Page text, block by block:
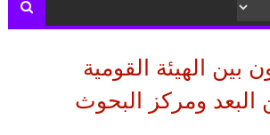
بين الهيئة القومية
البعد ومركز البحوث